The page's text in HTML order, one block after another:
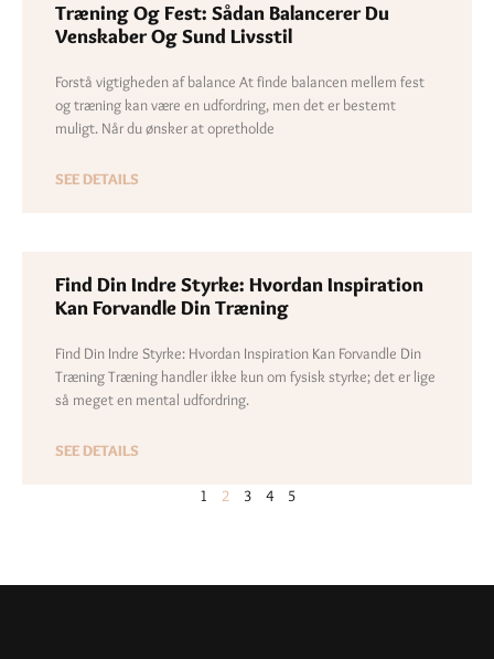
Træning Og Fest: Sådan Balancerer Du
Venskaber Og Sund Livsstil
Forstå vigtigheden af balance At finde balancen mellem fest
og træning kan være en udfordring, men det er bestemt
muligt. Når du ønsker at opretholde
SEE DETAILS
Find Din Indre Styrke: Hvordan Inspiration
Kan Forvandle Din Træning
Find Din Indre Styrke: Hvordan Inspiration Kan Forvandle Din
Træning Træning handler ikke kun om fysisk styrke; det er lige
så meget en mental udfordring.
SEE DETAILS
1 2 3 4 5